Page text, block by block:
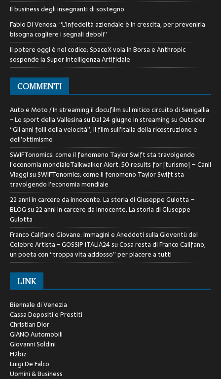
Il business degli insegnanti di sostegno
Fabio Di Venosa: “L’infedeltà aziendale è in crescita, per prevenirla
bisogna cogliere i segnali deboli”
Il potere oggi è nel codice: SpaceX vola in Borsa e Anthropic
sospende la Super Intelligenza Artificiale
COMMENTI
Auto e Moto / In streaming il docufilm sul mitico circuito di Senigallia
- Lo sport della VallesinasuDal 24 giugno in streaming su Outsider
“Gli anni folli della velocità”, il film sull’Italia della ricostruzione e
dell’ottimismo
SWIFTonomics: come il fenomeno Taylor Swift sta travolgendo
l’economia mondialeTalkwalker Alert: 50 results for [turismo] – Canil
ViaggisuSWIFTonomics: come il fenomeno Taylor Swift sta
travolgendo l’economia mondiale
22 anni in carcere da innocente. La storia di Giuseppe Gulotta –
BLOGsu 22 anni in carcere da innocente. La storia di Giuseppe
Gulotta
Franco Califano Giovane: Immagini e Aneddoti sulla Gioventù del
Celebre Artista - GOSSIP ITALIA24suCosa resta di Franco Califano,
un poeta con “troppa vita addosso” per piacere a tutti
LINK
Biennale di Venezia
Cassa Depositi e Prestiti
Christian Dior
GIANO Automobili
Giovanni Soldini
H2biz
Luigi De Falco
Uomini & Business